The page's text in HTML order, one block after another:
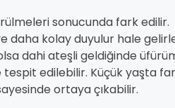
sonucunda fark edilir.
daha kolay duyulur hale
dahi ateşli geldiğinde
tespit edilebilir. Küçük yaşta
ortaya çıkabilir.